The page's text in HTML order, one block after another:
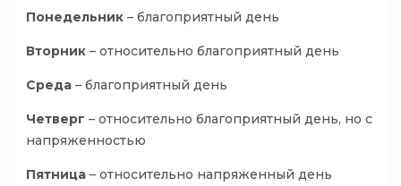
Понедельник – благоприятный день
Вторник – относительно благоприятный день
Среда – благоприятный день
Четверг – относительно благоприятный день, но с
напряженностью
Пятница – относительно напряженный день